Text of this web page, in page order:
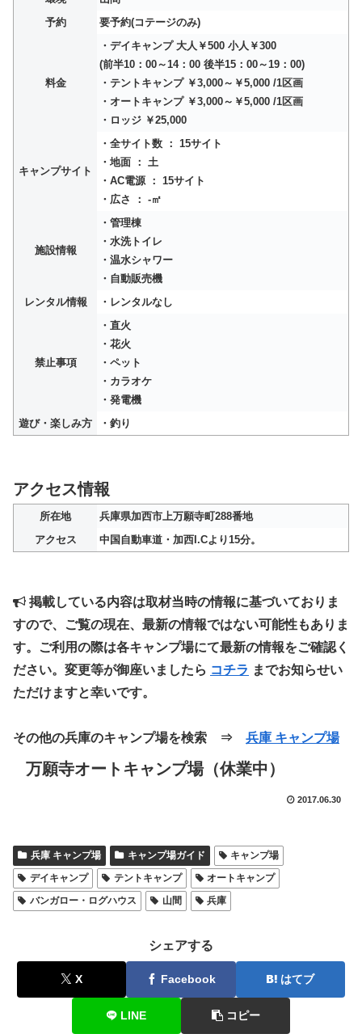
予約
要予約(コテージのみ)
料金
・デイキャンプ 大人￥500 小人￥300
(前半10：00～14：00 後半15：00～19：00)
・テントキャンプ ￥3,000～￥5,000 /1区画
・オートキャンプ ￥3,000～￥5,000 /1区画
・ロッジ ￥25,000
キャンプサイト
・全サイト数 ： 15サイト
・地面 ： 土
・AC電源 ： 15サイト
・広さ ： -㎡
施設情報
・管理棟
・水洗トイレ
・温水シャワー
・自動販売機
レンタル情報
・レンタルなし
禁止事項
・直火
・花火
・ペット
・カラオケ
・発電機
遊び・楽しみ方
・釣り
アクセス情報
所在地
兵庫県加西市上万願寺町288番地
アクセス
中国自動車道・加西I.Cより15分。
掲載している内容は取材当時の情報に基づいておりま
すので、ご覧の現在、最新の情報ではない可能性もありま
す。ご利用の際は各キャンプ場にて最新の情報をご確認く
ださい。変更等が御座いましたら コチラ までお知らせい
ただけますと幸いです。
その他の兵庫のキャンプ場を検索 ⇒ 兵庫 キャンプ場
万願寺オートキャンプ場（休業中）
2017.06.30
兵庫 キャンプ場 キャンプ場ガイド
キャンプ場
デイキャンプ
テントキャンプ
オートキャンプ
バンガロー・ログハウス
山間 兵庫
シェアする
X Facebook はてブ
LINE コピー